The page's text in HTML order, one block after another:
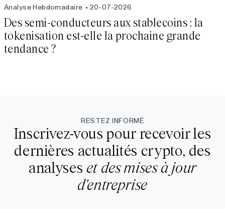
Analyse Hebdomadaire 20-07-2026
Des semi-conducteurs aux stablecoins : la
tokenisation est-elle la prochaine grande
tendance ?
RESTEZ INFORMÉ
Inscrivez-vous pour recevoir les
dernières actualités crypto, des
analyses et des mises à jour
d'entreprise